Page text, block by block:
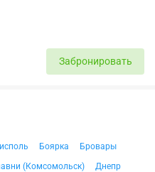
Забронировать
Боярка
Бровары
(Комсомольск)
Днепр